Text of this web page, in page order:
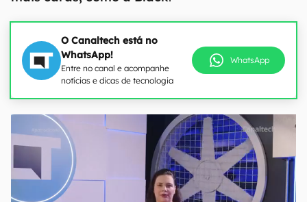
O Canaltech está no
WhatsApp!
Entre no canal e acompanhe
notícias e dicas de tecnologia
WhatsApp